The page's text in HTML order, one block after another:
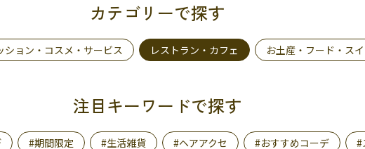
カテゴリーで探す
ション・コスメ・サービス レストラン・カフェ お土産・フード・ス
注目キーワードで探す
#期間限定 #生活雑貨 #ヘアアクセ #おすすめコーデ #